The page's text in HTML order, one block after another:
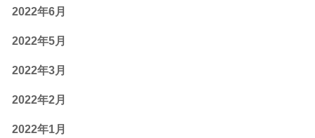
2022年6月
2022年5月
2022年3月
2022年2月
2022年1月